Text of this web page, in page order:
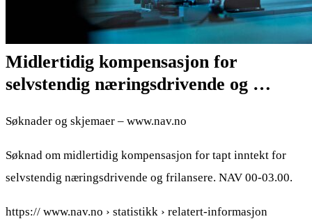
https:// www.nav.no › soknader › person › korona › ko…
Midlertidig kompensasjon for
selvstendig næringsdrivende og …
Søknader og skjemaer – www.nav.no
Søknad om midlertidig kompensasjon for tapt inntekt for
selvstendig næringsdrivende og frilansere. NAV 00-03.00.
https:// www.nav.no › statistikk › relatert-informasjon